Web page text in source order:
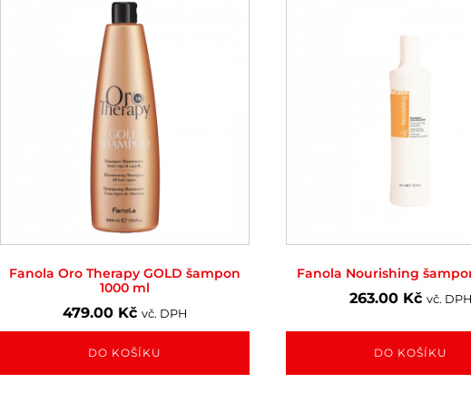
Fanola Oro Therapy GOLD šampon
1000 ml
479.00 Kč vč. DPH
DO KOŠÍKU
Fanola Nourishing
263.00 Kč vč. DPH
DO KOŠÍKU